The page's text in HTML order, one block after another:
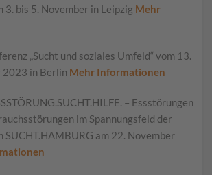
3. bis 5. November in Leipzig Mehr
„Sucht und soziales Umfeld“ vom 13.
2023 in Berlin Mehr Informationen
– Essstörungen
im Spannungsfeld der
SUCHT.HAMBURG am 22. November